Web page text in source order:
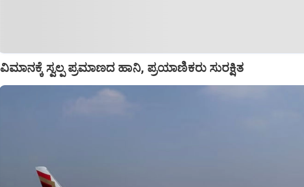
ವಿಮಾನಕ್ಕೆ ಸ್ವಲ್ಪ ಪ್ರಮಾಣದ ಹಾನಿ, ಪ್ರಯಾಣಿಕರು ಸುರಕ್ಷಿತ